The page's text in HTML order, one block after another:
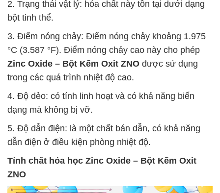
2. Trạng thái vật lý: hóa chất này tồn tại dưới dạng
bột tinh thể.
3. Điểm nóng chảy: Điểm nóng chảy khoảng 1.975
°C (3.587 °F). Điểm nóng chảy cao này cho phép
Zinc Oxide – Bột Kẽm Oxit ZNO được sử dụng
trong các quá trình nhiệt độ cao.
4. Độ dẻo: có tính linh hoạt và có khả năng biến
dạng mà không bị vỡ.
5. Độ dẫn điện: là một chất bán dẫn, có khả năng
dẫn điện ở điều kiện phòng nhiệt độ.
Tính chất hóa học Zinc Oxide – Bột Kẽm Oxit
ZNO